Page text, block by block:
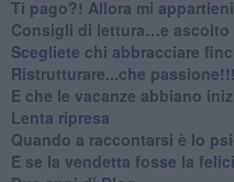
​Ti pago?! Allora mi
​Consigli di lettura…e ascolto
​Scegliete chi abbracciare
​Ristrutturare...che passione!!!
​E che le vacanze abbiano
​Lenta ripresa
​Quando a raccontarsi è lo
​E se la vendetta fosse la